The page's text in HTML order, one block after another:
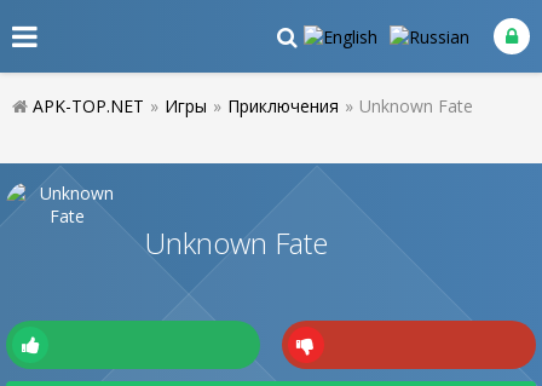
APK-TOP.NET » Игры » Приключения » Unknown Fate
Unknown Fate